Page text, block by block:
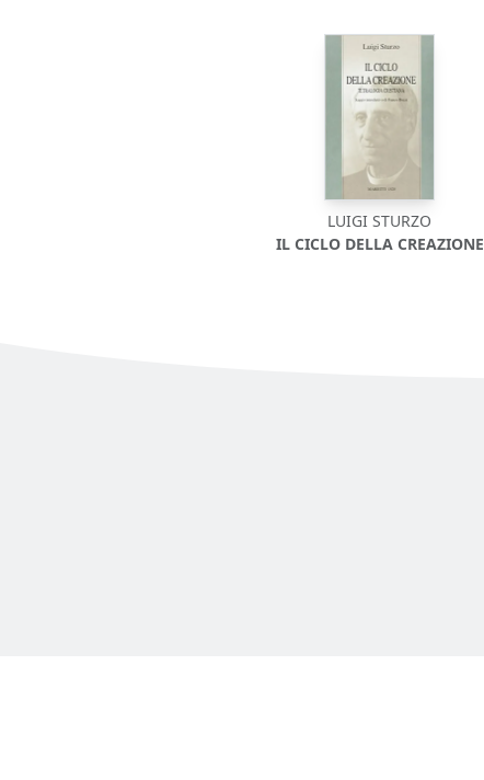
LUIGI STURZO
IL CICLO DELLA CREAZIONE